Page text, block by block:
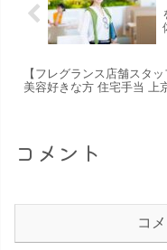
【フレグランス店舗スタ
美容好きな方 住宅手当 上
コメント
コ